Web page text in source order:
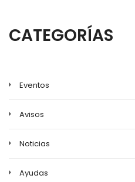
la
navegación
CATEGORÍAS
Eventos
Avisos
Noticias
Ayudas